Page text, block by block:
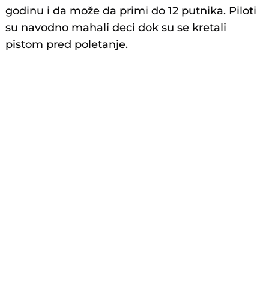
godinu i da može da primi do 12 putnika. Piloti
su navodno mahali deci dok su se kretali
pistom pred poletanje.